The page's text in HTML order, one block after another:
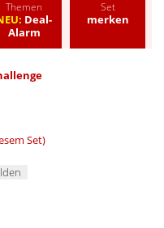
Themen
Deal-
Alarm
Set
merken
Set)